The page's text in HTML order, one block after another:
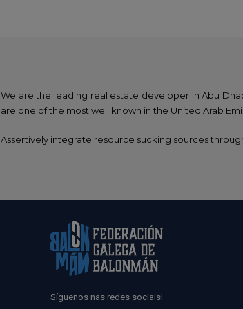
We are the leading real estate developer in Abu
are one of the most well known in the United Arab
Assertively integrate resource sucking sources
Síguenos nas redes sociais!